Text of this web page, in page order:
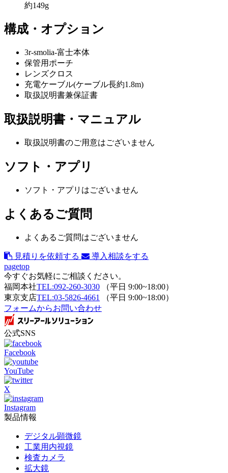
約149g
構成・オプション
3r-smolia-富士本体
保管用ポーチ
レンズクロス
充電ケーブル(ケーブル長約1.8m)
取扱説明書兼保証書
取扱説明書・マニュアル
取扱説明書のご用意はございません
ソフト・アプリ
ソフト・アプリはございません
よくあるご質問
よくあるご質問はございません
見積りを依頼する
導入相談をする
pagetop
今すぐお気軽にご相談ください。
福岡本社TEL:092-260-3030 （平日 9:00~18:00）
東京支店TEL:03-5826-4661
（平日 9:00~18:00）
フォームからお問い合わせ
公式SNS
Facebook
YouTube
X
Instagram
製品情報
デジタル顕微鏡
工業用内視鏡
検査カメラ
拡大鏡